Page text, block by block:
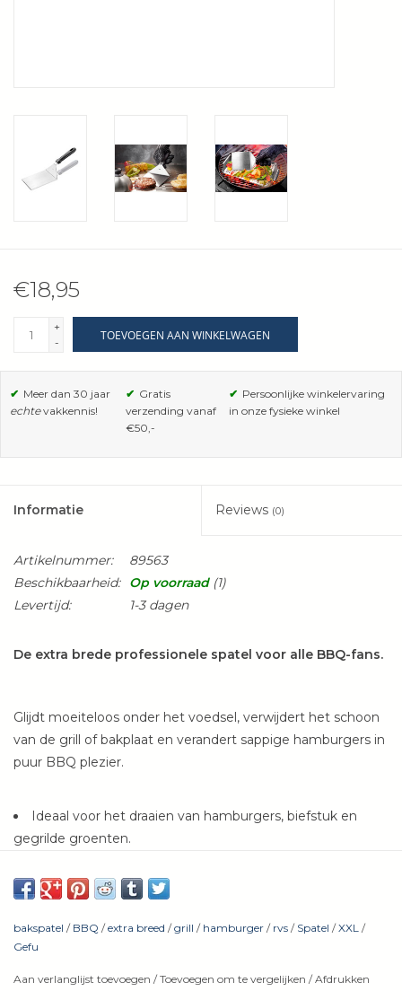
€18,95
+
-
TOEVOEGEN AAN WINKELWAGEN
✔ Meer dan 30 jaar
echtevakkennis!
✔ Gratis
verzending vanaf
€50,-
✔ Persoonlijke winkelervaring
in onze fysieke winkel
Informatie Reviews (0)
Artikelnummer:
89563
Beschikbaarheid:
Op voorraad(1)
Levertijd:
1-3 dagen
De extra brede professionele spatel voor alle BBQ-fans.
Glijdt moeiteloos onder het voedsel, verwijdert het schoon
van de grill of bakplaat en verandert sappige hamburgers in
puur BBQ plezier.
Ideaal voor het draaien van hamburgers, biefstuk en
gegrilde groenten.
Afgeschuinde randen: glijdt moeiteloos onder het te
Gemakkelijk te hanteren door de gebogen vorm en het
ergonomische handvat
L 31,5 cm, B 14,0 cm, H 9,0 cm
bakspatel / BBQ /extra breed /grill / hamburger / rvs / Spatel /XXL /
Gefu
Aan verlanglijst toevoegen /Toevoegen om te vergelijken /Afdrukken